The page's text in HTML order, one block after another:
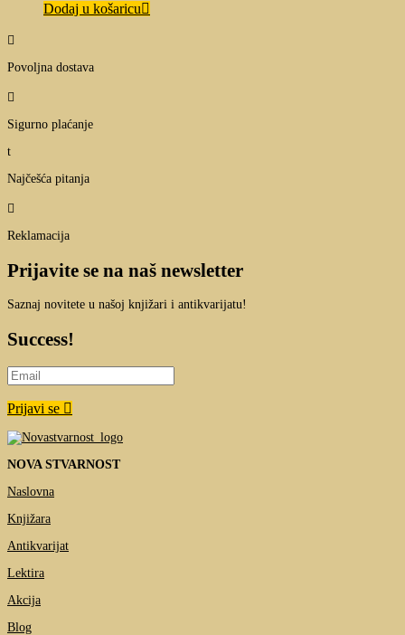
Dodaj u košaricu

Povoljna dostava

Sigurno plaćanje
t
Najčešća pitanja

Reklamacija
Prijavite se na naš newsletter
Saznaj novitete u našoj knjižari i antikvarijatu!
Success!
Prijavi se
NOVA STVARNOST
Naslovna
Knjižara
Antikvarijat
Lektira
Akcija
Blog